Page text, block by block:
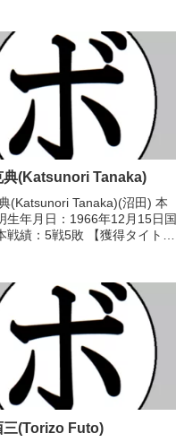
典(Katsunori Tanaka)
(Katsunori Tanaka)(沼田) 本
生年月日：1966年12月15日国
戦績：5戦5敗 【獲得タイト
11/18 ●3R...
三(Torizo Futo)